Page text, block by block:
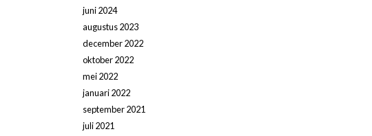
juni 2024
augustus 2023
december 2022
oktober 2022
mei 2022
januari 2022
september 2021
juli 2021